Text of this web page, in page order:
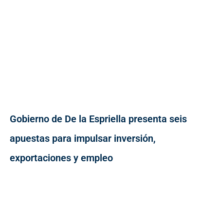
Gobierno de De la Espriella presenta seis
apuestas para impulsar inversión,
exportaciones y empleo